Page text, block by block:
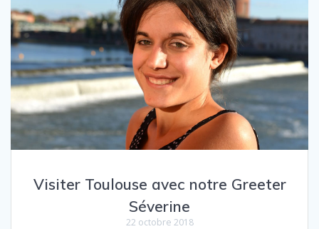
Visiter Toulouse avec notre Greeter
Séverine
22 octobre 2018